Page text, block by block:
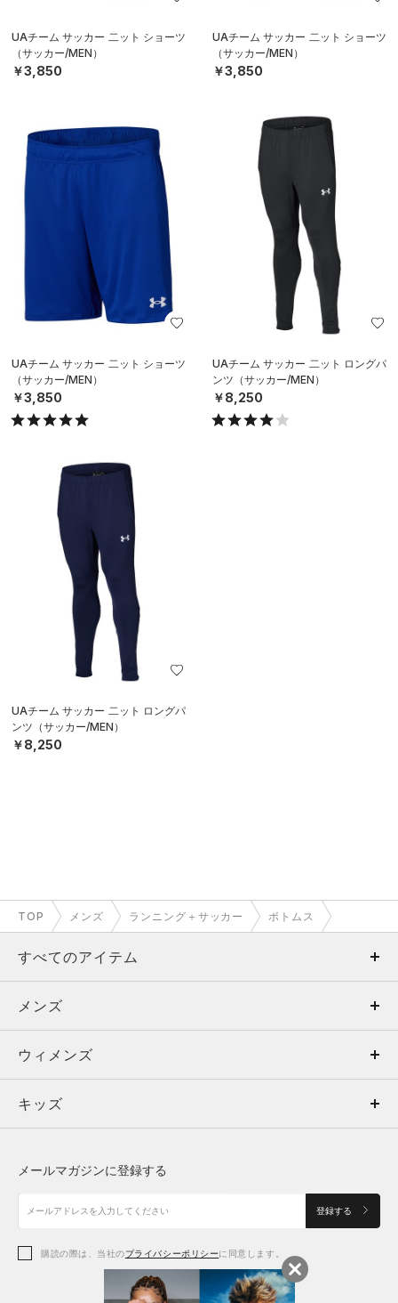
UAチーム サッカー 二ット ショーツ
（サッカー/MEN）
￥3,850
UAチーム サッカー 二ット ショーツ
（サッカー/MEN）
￥3,850
UAチーム サッカー 二ット ショーツ
（サッカー/MEN）
￥3,850
UAチーム サッカー 二ット ロングパ
ンツ（サッカー/MEN）
￥8,250
UAチーム サッカー 二ット ロングパ
ンツ（サッカー/MEN）
￥8,250
TOP メンズ ランニング＋サッカー ボトムス
すべてのアイテム
メンズ
ウィメンズ
キッズ
アクセサリー
メンズ
トップス
ボトムス
アクセサリー
ウィメンズ
トップス
シューズ
アクセサリー
キッズ
シューズ
メールマガジンに登録する
登録する
購読の際は、当社のプライバシーポリシーに同意します。